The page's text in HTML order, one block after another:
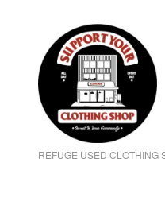
REFUGE USED CLOTHING